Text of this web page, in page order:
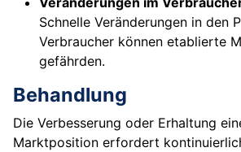
Schnelle Veränderungen in den
Verbraucher können etablierte
gefährden.
Behandlung
Die Verbesserung oder Erhaltung
Marktposition erfordert